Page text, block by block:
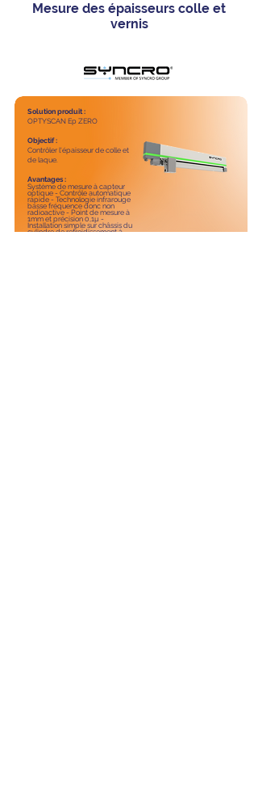
Mesure des épaisseurs colle et
vernis
Solution produit :
OPTYSCAN Ep ZERO
Objectif :
Contrôler l'épaisseur de colle et
de laque.
Avantages :
Système de mesure à capteur
optique - Contrôle automatique
rapide - Technologie infrarouge
basse fréquence donc non
radioactive - Point de mesure à
1mm et précision 0,1µ -
Installation simple sur châssis du
cylindre de refroidissement à